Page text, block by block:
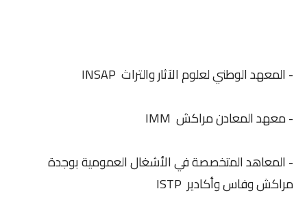
- المعهد الوطني لعلوم الآثار والتراث INSAP
- معهد المعادن مراكش IMM
- المعاهد المتخصصة في الأشغال العمومية بوجدة
مراكش وفاس وأكادير ISTP